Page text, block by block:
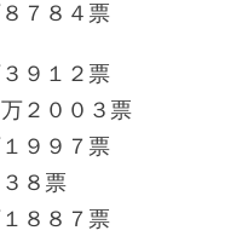
７８４票
９１２票
２００３票
９９７票
８票
８８７票